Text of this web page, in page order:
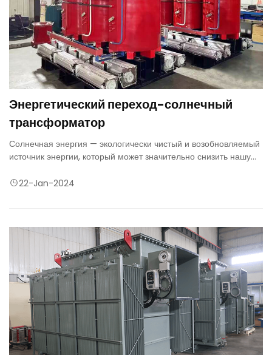
Энергетический переход-солнечный
трансформатор
Солнечная энергия — экологически чистый и возобновляемый
источник энергии, который может значительно снизить нашу
реализовать его потенциал, мы предлагаем на выбор широкий
22-Jan-2024